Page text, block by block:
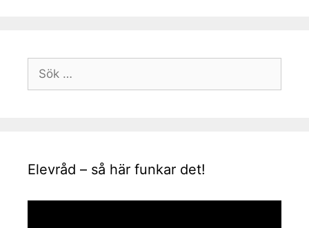
efter:
Elevråd – så här funkar det!